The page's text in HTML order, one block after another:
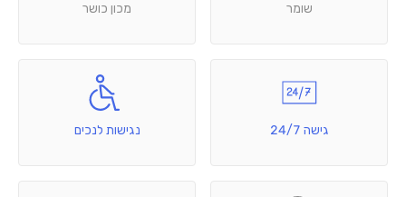
שומר מכון כושר
גישה 24/7 נגישות לנכים